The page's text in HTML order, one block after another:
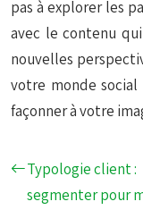
pas à explorer les
avec le contenu
nouvelles
votre monde
façonner à votre
Typologie client :
segmenter pour